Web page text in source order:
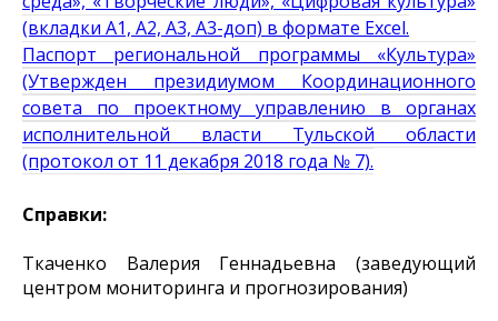
(вкладки А1, А2, А3, А3-доп) в формате Excel.
Паспорт региональной программы «Культура»
(Утвержден президиумом Координационного
совета по проектному управлению в органах
исполнительной власти Тульской области
(протокол от 11 декабря 2018 года № 7).
Справки:
Ткаченко Валерия Геннадьевна (заведующий
центром мониторинга и прогнозирования)